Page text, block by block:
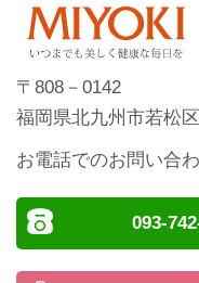
〒808－0142
福岡県北九州市若松
お電話でのお問い合
093-